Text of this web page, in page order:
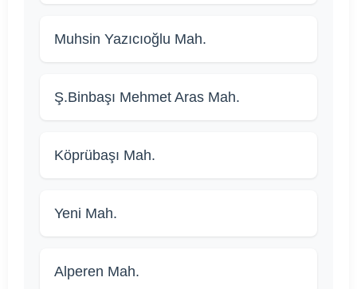
Muhsin Yazıcıoğlu Mah.
Ş.Binbaşı Mehmet Aras Mah.
Köprübaşı Mah.
Yeni Mah.
Alperen Mah.